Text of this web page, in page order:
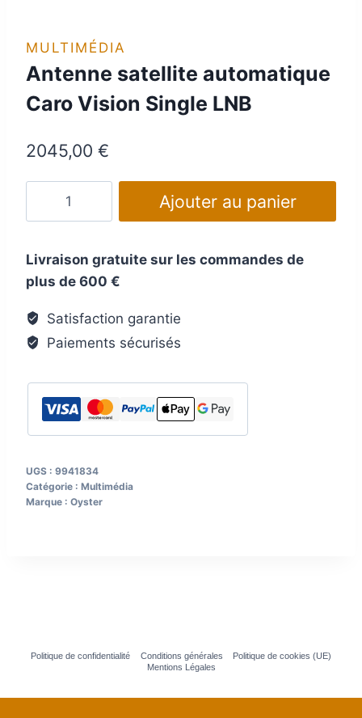
MULTIMÉDIA
Antenne satellite automatique
Caro Vision Single LNB
2045,00 €
satellite
automatique
Vision
Single
Ajouter au panier
Livraison gratuite sur les commandes de
plus de 600 €
Satisfaction garantie
Paiements sécurisés
UGS : 9941834
Catégorie : Multimédia
Marque : Oyster
Politique de confidentialité Conditions générales
Politique de cookies (UE)
Mentions Légales